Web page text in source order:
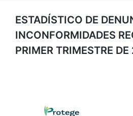
ESTADÍSTICO DE
INCONFORMIDADES
PRIMER TRIMESTRE